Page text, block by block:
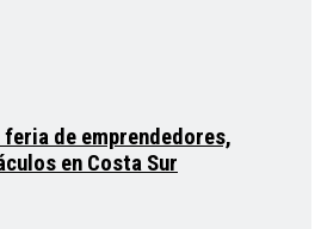
feria de emprendedores,
en Costa Sur